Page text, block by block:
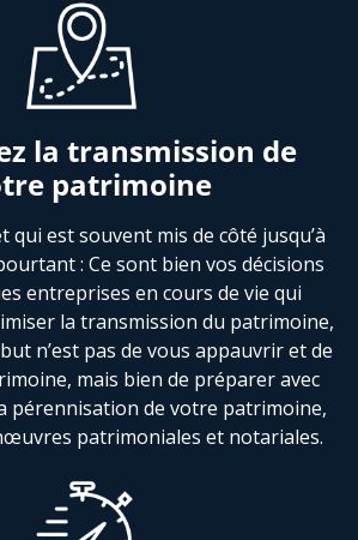
la transmission de
patrimoine
qui est souvent mis de côté jusqu’à
: Ce sont bien vos décisions
entreprises en cours de vie qui
la transmission du patrimoine,
n’est pas de vous appauvrir et de
mais bien de préparer avec
pérennisation de votre patrimoine,
patrimoniales et notariales.